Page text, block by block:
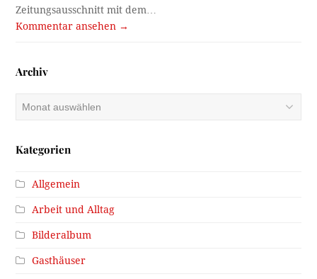
Zeitungsausschnitt mit dem…
Kommentar ansehen →
Archiv
Kategorien
Allgemein
Arbeit und Alltag
Bilderalbum
Gasthäuser